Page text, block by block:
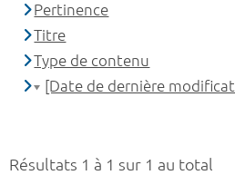
Résultats 1 à 1 sur 1 au total
Pertinence
Titre
Type de contenu
[Date de dernière